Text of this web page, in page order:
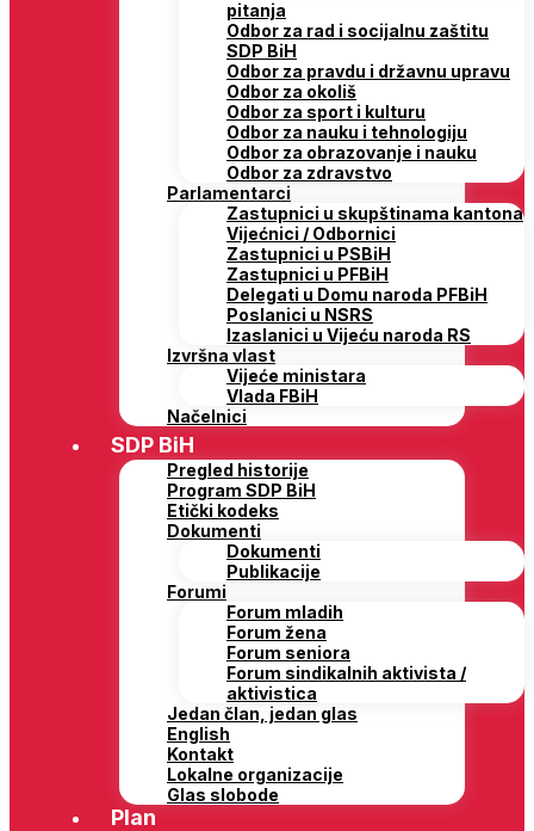
pitanja
Odbor za rad i socijalnu zaštitu
SDP BiH
Odbor za pravdu i državnu upravu
Odbor za okoliš
Odbor za sport i kulturu
Odbor za nauku i tehnologiju
Odbor za obrazovanje i nauku
Odbor za zdravstvo
Parlamentarci
Zastupnici u skupštinama kantona
Vijećnici / Odbornici
Zastupnici u PSBiH
Zastupnici u PFBiH
Delegati u Domu naroda PFBiH
Poslanici u NSRS
Izaslanici u Vijeću naroda RS
Izvršna vlast
Vijeće ministara
Vlada FBiH
Načelnici
SDP BiH
Pregled historije
Program SDP BiH
Etički kodeks
Dokumenti
Dokumenti
Publikacije
Forumi
Forum mladih
Forum žena
Forum seniora
Forum sindikalnih aktivista /
aktivistica
Jedan član, jedan glas
English
Kontakt
Lokalne organizacije
Glas slobode
Plan